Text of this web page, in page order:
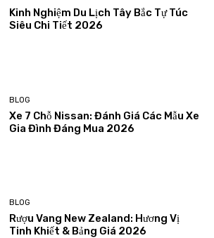
Kinh Nghiệm Du Lịch Tây Bắc Tự Túc
Siêu Chi Tiết 2026
BLOG
Xe 7 Chỗ Nissan: Đánh Giá Các Mẫu Xe
Gia Đình Đáng Mua 2026
BLOG
Rượu Vang New Zealand: Hương Vị
Tinh Khiết & Bảng Giá 2026